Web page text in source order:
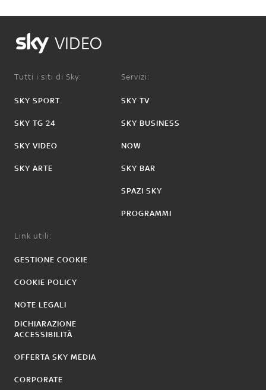
VIDEO
Tutti i siti di Sky:
SKY SPORT
SKY TG 24
SKY VIDEO
SKY ARTE
Servizi:
SKY TV
SKY BUSINESS
NOW
SKY BAR
SPAZI SKY
PROGRAMMI
Link utili:
GESTIONE COOKIE
COOKIE POLICY
NOTE LEGALI
DICHIARAZIONE
ACCESSIBILITÀ
OFFERTA SKY MEDIA
CORPORATE